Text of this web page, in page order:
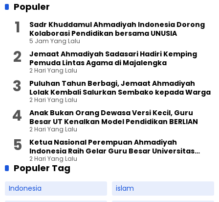
Populer
Sadr Khuddamul Ahmadiyah Indonesia Dorong
Kolaborasi Pendidikan bersama UNUSIA
5 Jam Yang Lalu
Jemaat Ahmadiyah Sadasari Hadiri Kemping
Pemuda Lintas Agama di Majalengka
2 Hari Yang Lalu
Puluhan Tahun Berbagi, Jemaat Ahmadiyah
Lolak Kembali Salurkan Sembako kepada Warga
2 Hari Yang Lalu
Anak Bukan Orang Dewasa Versi Kecil, Guru
Besar UT Kenalkan Model Pendidikan BERLIAN
2 Hari Yang Lalu
Ketua Nasional Perempuan Ahmadiyah
Indonesia Raih Gelar Guru Besar Universitas
Terbuka
2 Hari Yang Lalu
Populer Tag
Indonesia
islam